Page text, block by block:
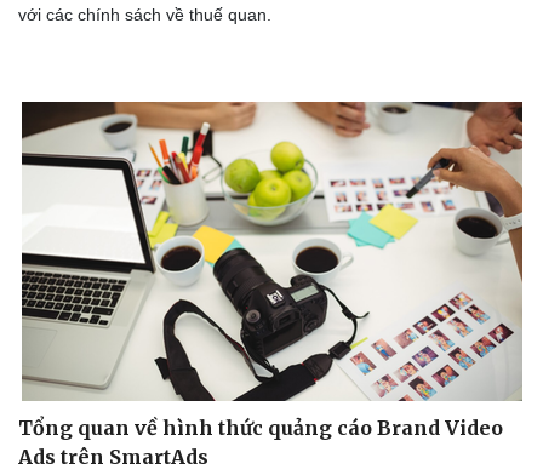
với các chính sách về thuế quan.
Tổng quan về hình thức quảng cáo Brand Video
Ads trên SmartAds